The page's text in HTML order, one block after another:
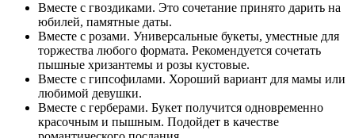
Вместе с гвоздиками. Это сочетание принято дарить на
юбилей, памятные даты.
Вместе с розами. Универсальные букеты, уместные для
торжества любого формата. Рекомендуется сочетать
пышные хризантемы и розы кустовые.
Вместе с гипсофилами. Хороший вариант для мамы или
любимой девушки.
Вместе с герберами. Букет получится одновременно
красочным и пышным. Подойдет в качестве